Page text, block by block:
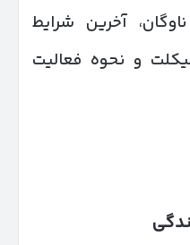
آخرین شرایط
و نحوه فعالیت